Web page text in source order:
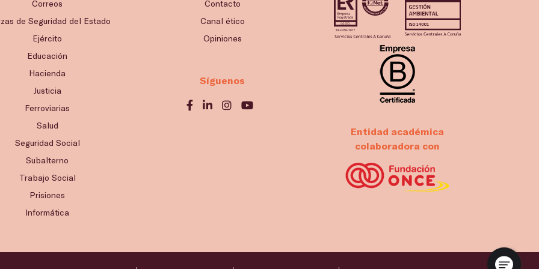
Correos
de Seguridad del Estado
Ejército
Educación
Hacienda
Justicia
Ferroviarias
Salud
Seguridad Social
Subalterno
Trabajo Social
Prisiones
Informática
Contacto
Canal ético
Opiniones
Síguenos
Entidad académica
colaboradora con